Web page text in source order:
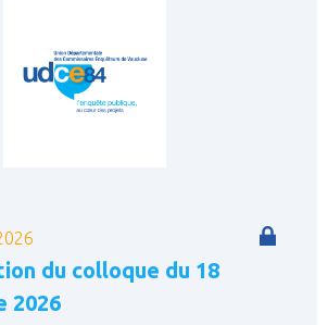
du colloque du 18
2026